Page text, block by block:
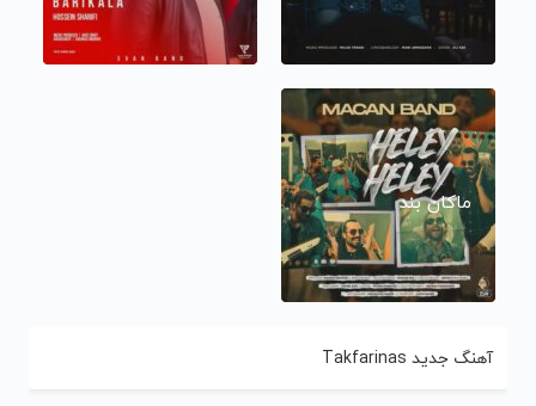
ماکان بند
آهنگ جدید Takfarinas